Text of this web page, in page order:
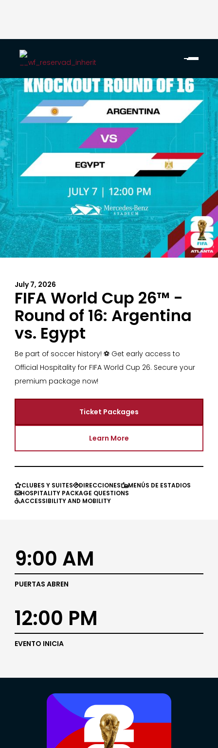
July 7, 2026
FIFA World Cup 26™ -
Round of 16: Argentina
vs. Egypt
Be part of soccer history! ⚽ Get early access to
Official Hospitality for FIFA World Cup 26. Secure your
premium package now!
Ticket Packages
Learn More
CLUBES Y SUITESDIRECCIONESMENÚS DE ESTADIOS
HOSPITALITY PACKAGE QUESTIONS
ACCESSIBILITY AND MOBILITY
9:00 AM
PUERTAS ABREN
12:00 PM
EVENTO INICIA